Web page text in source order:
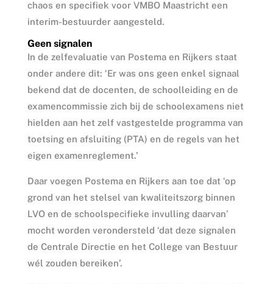
chaos en specifiek voor VMBO Maastricht een
interim-bestuurder aangesteld.
Geen signalen
In de zelfevaluatie van Postema en Rijkers staat
onder andere dit: ‘Er was ons geen enkel signaal
bekend dat de docenten, de schoolleiding en de
examencommissie zich bij de schoolexamens niet
hielden aan het zelf vastgestelde programma van
toetsing en afsluiting (PTA) en de regels van het
eigen examenreglement.’
Daar voegen Postema en Rijkers aan toe dat ‘op
grond van het stelsel van kwaliteitszorg binnen
LVO en de schoolspecifieke invulling daarvan’
mocht worden verondersteld ‘dat deze signalen
de Centrale Directie en het College van Bestuur
wél zouden bereiken’.